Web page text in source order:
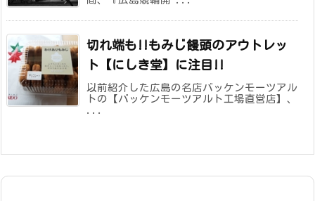
切れ端も!!もみじ饅頭のアウトレッ
ト【にしき堂】に注目!!
以前紹介した広島の名店バッケンモーツアル
トの【バッケンモーツアルト工場直営店】、